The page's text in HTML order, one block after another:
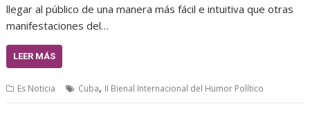
llegar al público de una manera más fácil e intuitiva que otras
manifestaciones del…
LEER MÁS
Es Noticia Cuba, II Bienal Internacional del Humor Político